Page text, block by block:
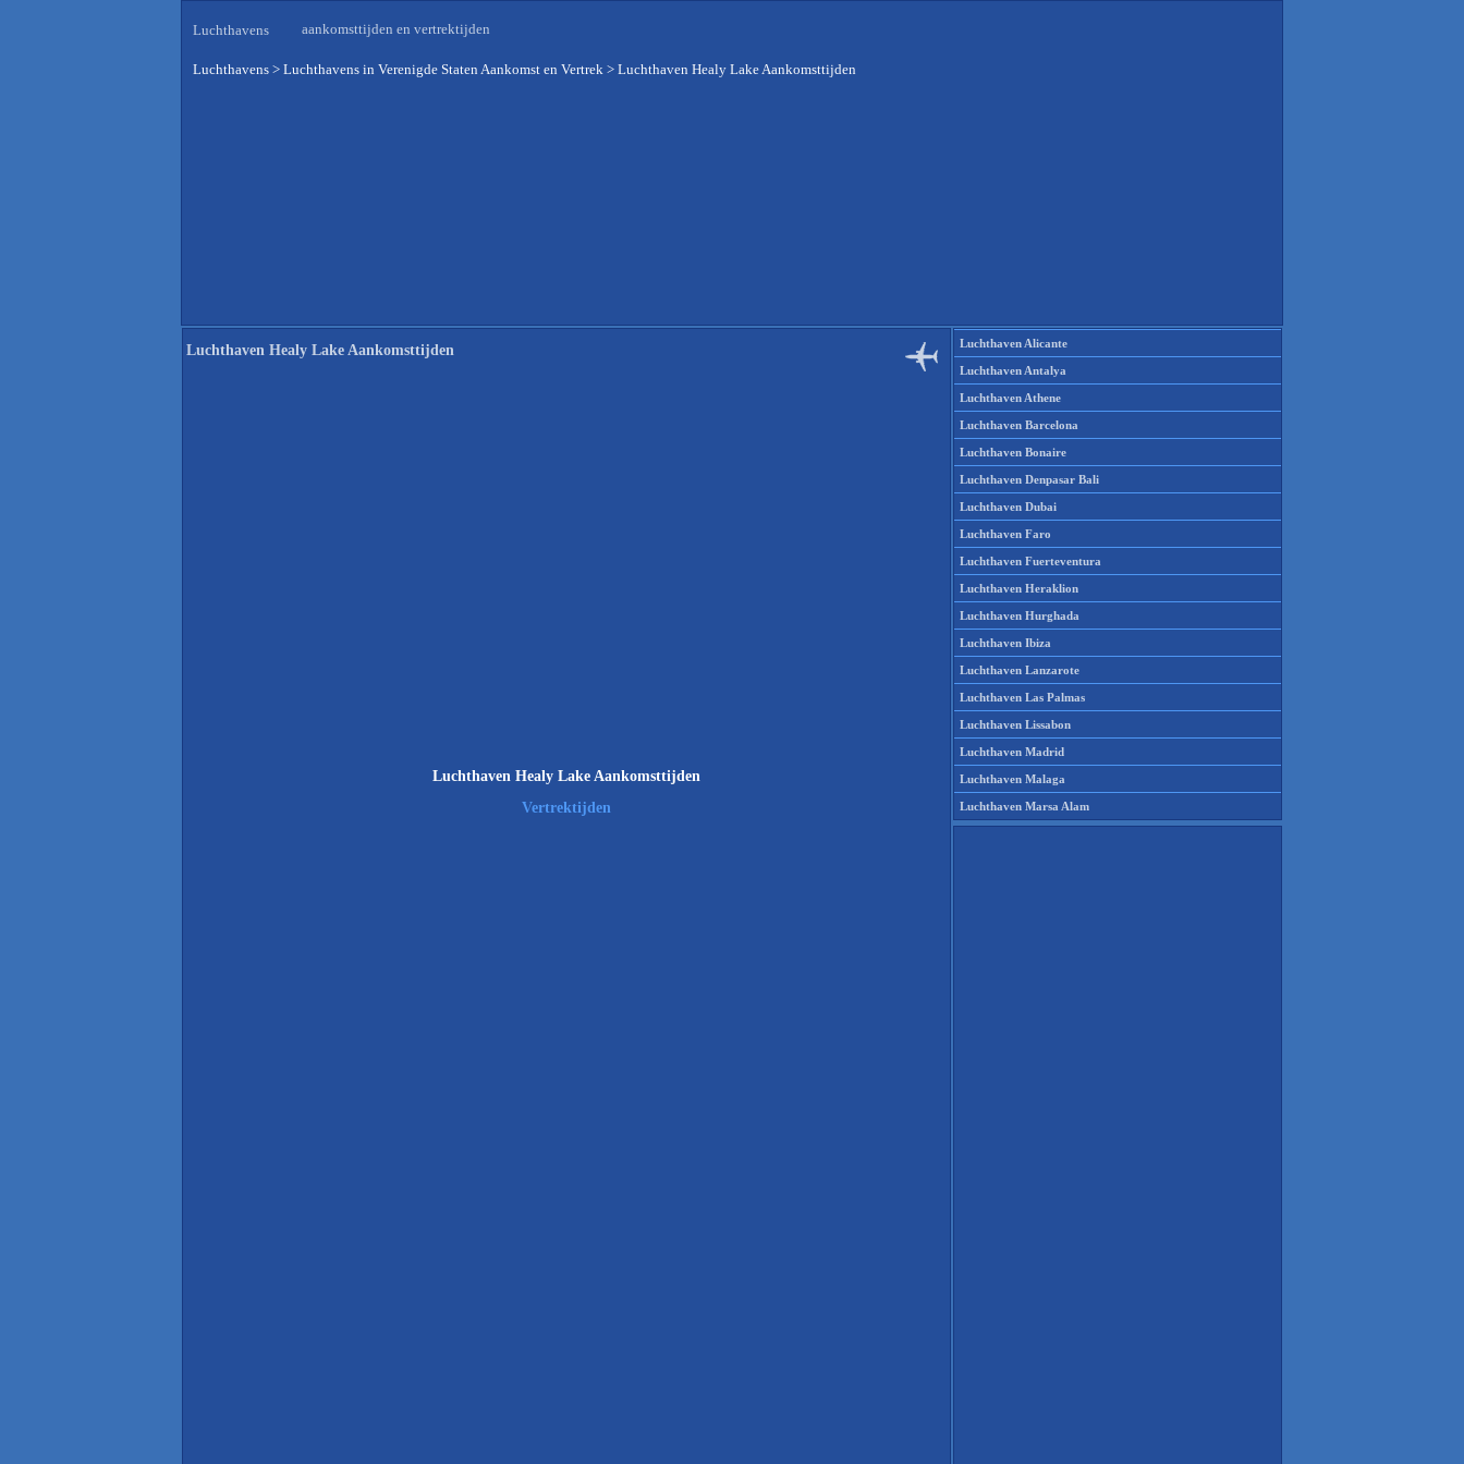
Luchthavens aankomsttijden en vertrektijden
Luchthavens > Luchthavens in Verenigde Staten Aankomst en Vertrek > Luchthaven Healy Lake Aankomsttijden
Luchthaven Healy Lake Aankomsttijden
Luchthaven Healy Lake Aankomsttijden
Vertrektijden
Luchthaven Alicante
Luchthaven Antalya
Luchthaven Athene
Luchthaven Barcelona
Luchthaven Bonaire
Luchthaven Denpasar Bali
Luchthaven Dubai
Luchthaven Faro
Luchthaven Fuerteventura
Luchthaven Heraklion
Luchthaven Hurghada
Luchthaven Ibiza
Luchthaven Lanzarote
Luchthaven Las Palmas
Luchthaven Lissabon
Luchthaven Madrid
Luchthaven Malaga
Luchthaven Marsa Alam